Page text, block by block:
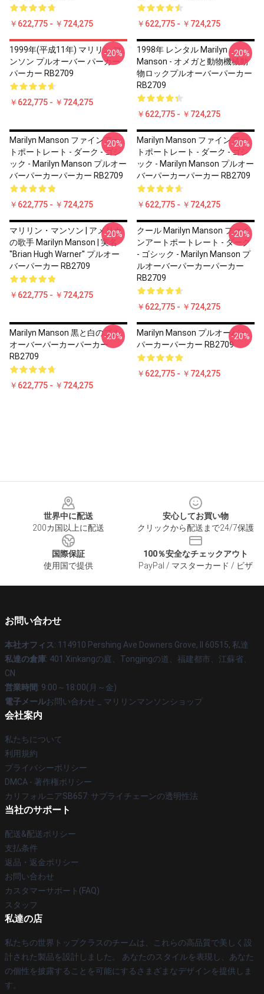
￥622,775 - ￥724,275 ￥622,775 - ￥724,275
1999年(平成11年) マリリン マ
ンソン プルオーバー パーカー
パーカー RB2709
￥622,775 - ￥724,275
-20%
1998年 レンタル Marilyn
Manson - オメガと動物機械動
物ロックプルオーバーパーカー
RB2709
￥622,775 - ￥724,275
-20%
Marilyn Manson ファインアー
トポートレート - ダーク - ゴシ
ック - Marilyn Manson プルオー
バーパーカーパーカー RB2709
￥622,775 - ￥724,275
-20%
Marilyn Manson ファインアー
トポートレート - ダーク - ゴシ
ック - Marilyn Manson プルオー
バーパーカーパーカー RB2709
￥622,775 - ￥724,275
-20%
マリリン・マンソン | アメリカ
の歌手 Marilyn Manson | 実名
''Brian Hugh Warner'' プルオー
バーパーカー RB2709
￥622,775 - ￥724,275
-20%
クール Marilyn Manson ファイ
ンアートポートレート - ダーク
- ゴシック - Marilyn Manson プ
ルオーバーパーカーパーカー
RB2709
￥622,775 - ￥724,275
-20%
Marilyn Manson 黒と白のプル
オーバーパーカーパーカー
RB2709
￥622,775 - ￥724,275
-20%
Marilyn Manson プルオーバー
パーカーパーカー RB2709
￥622,775 - ￥724,275
-20%
世界中に配送
200カ国以上に配送
安心してお買い物
クリックから配送まで24/7保護
国際保証
使用国で提供
100％安全なチェックアウト
PayPal / マスターカード / ビザ
お問い合わせ
本社オフィス: 114910 Pershing Ave Downers Grove, Il 60515, 私達
私達の倉庫: 401 Xinkangの庭、Tongjingの道、福建都市、江蘇省、
CN
営業時間: 9:00～18:00(月～金)
電子メールお問い合わせ _ マリリンマンソンショップ
会社案内
私たちについて
利用規約
プライバシーポリシー
DMCA - 著作権ポリシー
カリフォルニアSB657: サプライチェーンの透明性法
当社のサポート
配送&配送ポリシー
支払条件
返品・返金ポリシー
お問い合わせ
カスタマーサポート(FAQ)
スタッフ
私達の店
私たちの世界トップクラスのチームは、これらの高品質で美しく設
計された製品を設計しました。 あなたのスタイルを表現し、あなた
の個性を披露することを可能にするさまざまなデザインを提供しま
す。